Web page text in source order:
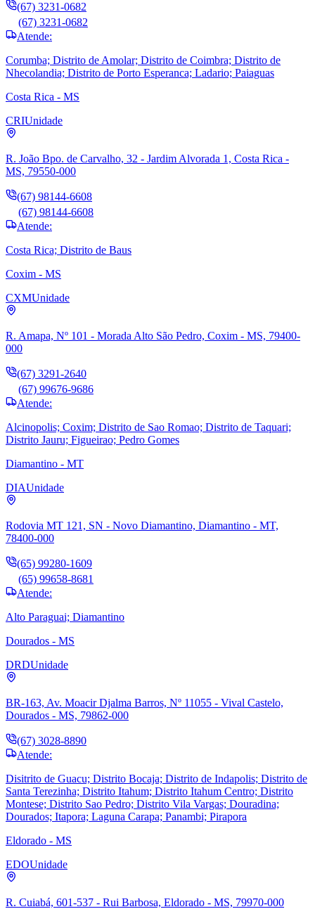
(67) 3231-0682
(67) 3231-0682
Atende:
Corumba; Distrito de Amolar; Distrito de Coimbra; Distrito de
Nhecolandia; Distrito de Porto Esperanca; Ladario; Paiaguas
Costa Rica - MS
CRIUnidade
R. João Bpo. de Carvalho, 32 - Jardim Alvorada 1, Costa Rica -
MS, 79550-000
(67) 98144-6608
(67) 98144-6608
Atende:
Costa Rica; Distrito de Baus
Coxim - MS
CXMUnidade
R. Amapa, Nº 101 - Morada Alto São Pedro, Coxim - MS, 79400-
000
(67) 3291-2640
(67) 99676-9686
Atende:
Alcinopolis; Coxim; Distrito de Sao Romao; Distrito de Taquari;
Distrito Jauru; Figueirao; Pedro Gomes
Diamantino - MT
DIAUnidade
Rodovia MT 121, SN - Novo Diamantino, Diamantino - MT,
78400-000
(65) 99280-1609
(65) 99658-8681
Atende:
Alto Paraguai; Diamantino
Dourados - MS
DRDUnidade
BR-163, Av. Moacir Djalma Barros, Nº 11055 - Vival Castelo,
Dourados - MS, 79862-000
(67) 3028-8890
Atende:
Disitrito de Guacu; Distrito Bocaja; Distrito de Indapolis; Distrito de
Santa Terezinha; Distrito Itahum; Distrito Itahum Centro; Distrito
Montese; Distrito Sao Pedro; Distrito Vila Vargas; Douradina;
Dourados; Itapora; Laguna Carapa; Panambi; Pirapora
Eldorado - MS
EDOUnidade
R. Cuiabá, 601-537 - Rui Barbosa, Eldorado - MS, 79970-000